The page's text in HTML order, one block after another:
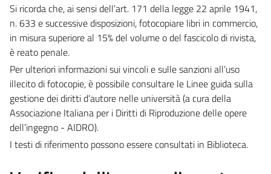
Si ricorda che, ai sensi dell’art. 171 della legge 22 aprile 1941,
n. 633 e successive disposizioni, fotocopiare libri in commercio,
in misura superiore al 15% del volume o del fascicolo di rivista,
è reato penale.
Per ulteriori informazioni sui vincoli e sulle sanzioni all’uso
illecito di fotocopie, è possibile consultare le Linee guida sulla
gestione dei diritti d’autore nelle università (a cura della
Associazione Italiana per i Diritti di Riproduzione delle opere
dell’ingegno - AIDRO).
I testi di riferimento possono essere consultati in Biblioteca.